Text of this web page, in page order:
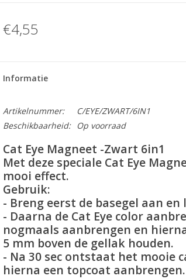
€4,55
Informatie
Artikelnummer:
C/EYE/ZWART/6IN1
Beschikbaarheid:
Op voorraad
Cat Eye Magneet -Zwart 6in1
Met deze speciale Cat Eye
mooi effect.
Gebruik:
- Breng eerst de basegel aan
- Daarna de Cat Eye color
nogmaals aanbrengen en
5 mm boven de gellak houden.
- Na 30 sec ontstaat het mooie
hierna een topcoat aanbrengen.